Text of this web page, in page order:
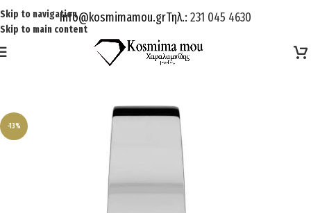
Skip to navigation
Skip to main content
Info@kosmimamou.grΤηλ.: 231 045 4630
-13%